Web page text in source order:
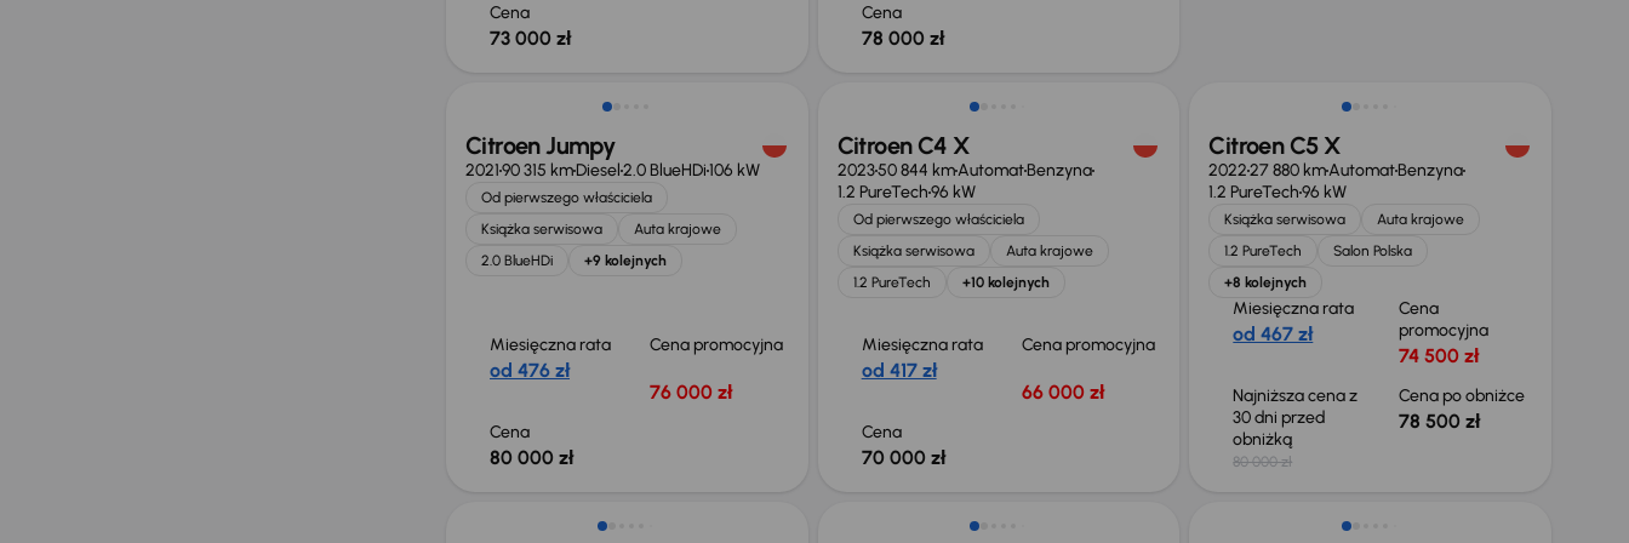
Cena
73 000 zł
Cena
78 000 zł
Citroen Jumpy
202190 315 kmDiesel2.0 BlueHDi106 kW
Od pierwszego właściciela
Książka serwisowa
Auta krajowe
2.0 BlueHDi
+9 kolejnych
Miesięczna rata
od 476 zł
Cena promocyjna
76 000 zł
Cena
80 000 zł
Możliwość odliczenia VAT
Citroen C4 X
202350 844 kmAutomatBenzyna
1.2 PureTech96 kW
Od pierwszego właściciela
Książka serwisowa
Auta krajowe
1.2 PureTech
+10 kolejnych
Miesięczna rata
od 417 zł
Cena promocyjna
66 000 zł
Cena
70 000 zł
Citroen C5 X
202227 880 kmAutomatBenzyna
1.2 PureTech96 kW
Książka serwisowa
Auta krajowe
1.2 PureTech
Salon Polska
+8 kolejnych
Miesięczna rata
od 467 zł
Cena
promocyjna
74 500 zł
Najniższa cena z
30 dni przed
obniżką
80 000 zł
Cena po obniżce
78 500 zł
Możliwość odliczenia VAT